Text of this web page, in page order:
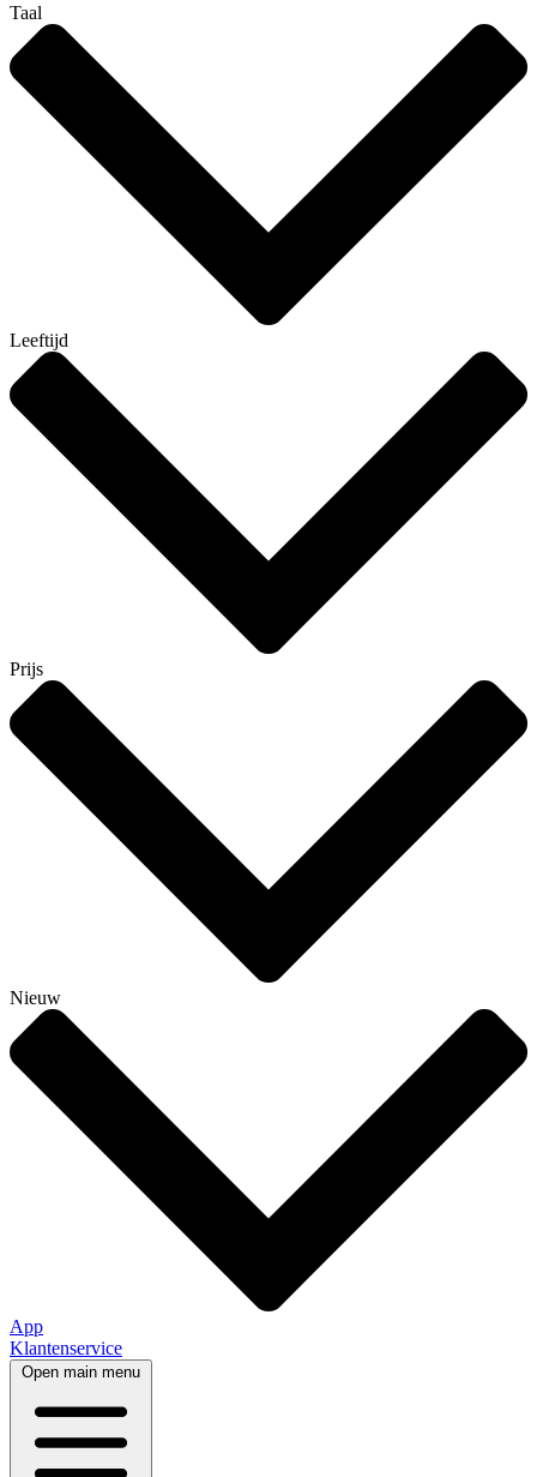
Taal
Leeftijd
Prijs
Nieuw
App
Klantenservice
Open main menu